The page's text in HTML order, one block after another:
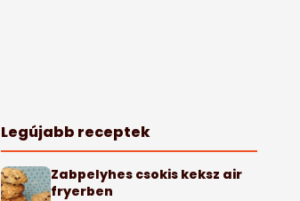
Legújabb receptek
Zabpelyhes csokis keksz air
fryerben